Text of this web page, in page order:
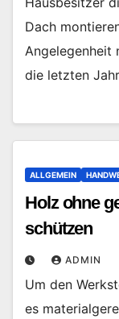
Dach
Angelegenheit
die letzten
ALLGEMEIN
Holz ohne
schützen
ADMIN
Um den
es